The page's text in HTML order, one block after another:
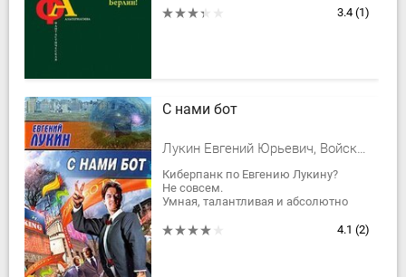
России лишь внезапная кончина...
3.4 (1)
С нами бот
Лукин Евгений Юрьевич, Войскунский Евгений Львович
Киберпанк по Евгению Лукину?
Не совсем.
Умная, талантливая и абсолютно
общественному вкусу"?
4.1 (2)